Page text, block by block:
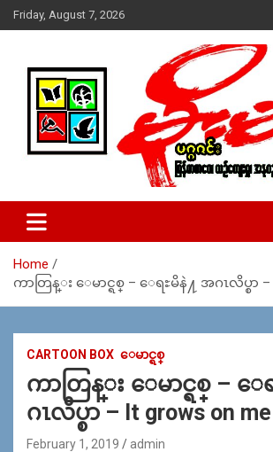
Skip
to
Friday, August 7, 2026
MoeMaKa Burmese
Media
ယ္ေရး – အမွတ္ ၂၅၄၊ ပထပ္၊ လမ္း ၄၀၊ ေက်ာ
(ဖုုံး – ၀၉ ၂၅၂ ၂၄၉ ၀၉၄ ၊ ၀၉ ၄၂၁ ၇၄၃ ၇၅
ဇာေစ်းသစ္ ။ ၀၉ ၇၈၆၈၃၇ ၃၀၅ / ၀၉ ၉၆၃၆
Home
ကာတြန္း ေမာင္ရစ္ – ေရႊမိနဲ႔ အဂၤလိပ္စာ –
CARTOON BOX ေမာင္ရစ္
ကာတြန္း ေမာင္ရစ္ – ေ
ဂၤလိပ္စာ – It grows on me
February 1, 2019 admin